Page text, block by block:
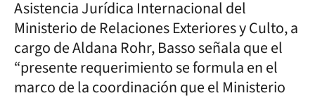
Asistencia Jurídica Internacional del
Ministerio de Relaciones Exteriores y Culto, a
cargo de Aldana Rohr, Basso señala que el
“presente requerimiento se formula en el
marco de la coordinación que el Ministerio